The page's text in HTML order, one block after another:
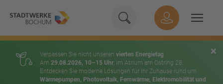
×
Verpassen Sie nicht unseren vierten Energietag
Am 29.08.2026, 10–15 Uhr, im Atrium am Ostring 28:
Entdecken Sie moderne Lösungen für Ihr Zuhause rund um
Wärmepumpen, Photovoltaik, Fernwärme, Elektromobilität und
Geben Sie hier Ihren
Suchen
Hauptnavigation